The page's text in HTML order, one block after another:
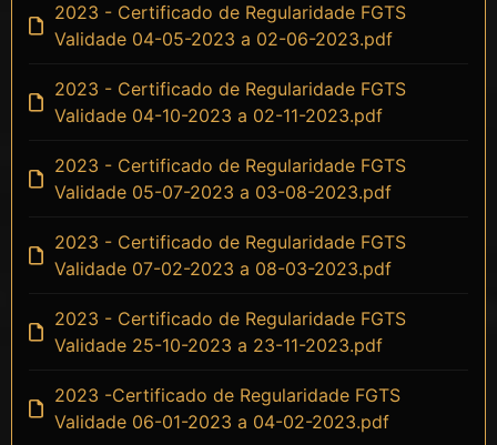
2023 - Certificado de Regularidade FGTS
Validade 04-05-2023 a 02-06-2023.pdf
2023 - Certificado de Regularidade FGTS
Validade 04-10-2023 a 02-11-2023.pdf
2023 - Certificado de Regularidade FGTS
Validade 05-07-2023 a 03-08-2023.pdf
2023 - Certificado de Regularidade FGTS
Validade 07-02-2023 a 08-03-2023.pdf
2023 - Certificado de Regularidade FGTS
Validade 25-10-2023 a 23-11-2023.pdf
2023 -Certificado de Regularidade FGTS
Validade 06-01-2023 a 04-02-2023.pdf